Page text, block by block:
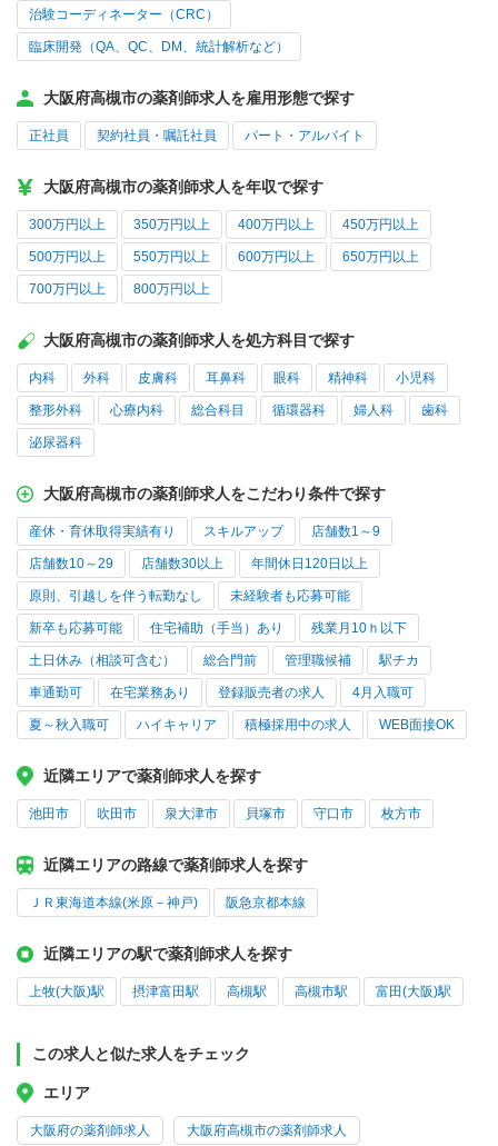
治験コーディネーター（CRC）
臨床開発（QA、QC、DM、統計解析など）
大阪府高槻市の薬剤師求人を雇用形態で探す
正社員 契約社員・嘱託社員 パート・アルバイト
大阪府高槻市の薬剤師求人を年収で探す
300万円以上 350万円以上 400万円以上 450万円以上
500万円以上 550万円以上 600万円以上 650万円以上
700万円以上 800万円以上
大阪府高槻市の薬剤師求人を処方科目で探す
内科 外科 皮膚科 耳鼻科 眼科 精神科 小児科
整形外科 心療内科 総合科目 循環器科 婦人科 歯科
泌尿器科
大阪府高槻市の薬剤師求人をこだわり条件で探す
産休・育休取得実績有り スキルアップ 店舗数1～9
店舗数10～29 店舗数30以上 年間休日120日以上
原則、引越しを伴う転勤なし 未経験者も応募可能
新卒も応募可能 住宅補助（手当）あり 残業月10ｈ以下
土日休み（相談可含む） 総合門前 管理職候補 駅チカ
車通勤可 在宅業務あり 登録販売者の求人 4月入職可
夏～秋入職可 ハイキャリア 積極採用中の求人 WEB面接OK
近隣エリアで薬剤師求人を探す
池田市 吹田市 泉大津市 貝塚市 守口市 枚方市
近隣エリアの路線で薬剤師求人を探す
ＪＲ東海道本線(米原－神戸) 阪急京都本線
近隣エリアの駅で薬剤師求人を探す
上牧(大阪)駅 摂津富田駅 高槻駅 高槻市駅 富田(大阪)駅
この求人と似た求人をチェック
エリア
大阪府の薬剤師求人 大阪府高槻市の薬剤師求人